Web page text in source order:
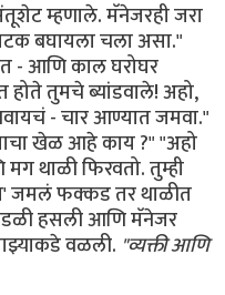
म्हणाले. मॅनेजरही जरा
बघायला चला असा."
- आणि काल घरोघर
होते तुमचे ब्यांडवाले! अहो,
- चार आण्यात जमवा."
खेळ आहे काय ?" "अहो
थाळी फिरवतो. तुम्ही
जमलं फक्कड तर थाळीत
हसली आणि मॅनेजर
वळली. "व्यक्ती आणि